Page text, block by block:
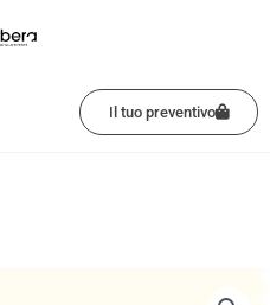
Il tuo preventivo